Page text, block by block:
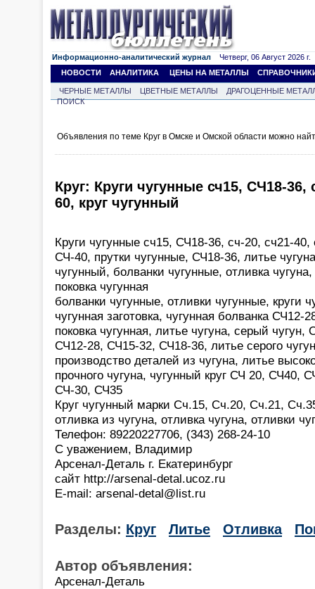
Информационно-аналитический журнал Четверг, 06 Август 2026 г.
НОВОСТИ
АНАЛИТИКА ЦЕНЫ НА МЕТАЛЛЫ
ЧЕРНЫЕ МЕТАЛЛЫ ЦВЕТНЫЕ МЕТАЛЛЫ
ДРАГОЦЕННЫЕ
ПОИСК
Объявления по теме Круг в Омске и Омской области можно
Круг: Круги чугунные сч15, СЧ18-36,
60, круг чугунный
Круги чугунные сч15, СЧ18-36, сч-20, сч21-40,
СЧ-40, прутки чугунные, СЧ18-36, литье
чугунный, болванки чугунные, отливка чугуна,
поковка чугунная
болванки чугунные, отливки чугунные, круги
чугунная заготовка, чугунная болванка СЧ12-
поковка чугунная, литье чугуна, серый чугун,
СЧ12-28, СЧ15-32, СЧ18-36, литье серого
производство деталей из чугуна, литье
прочного чугуна, чугунный круг СЧ 20, СЧ40,
СЧ-30, СЧ35
Круг чугунный марки Сч.15, Сч.20, Сч.21,
отливка из чугуна, отливка чугуна, отливки
Телефон: 89220227706, (343) 268-24-10
С уважением, Владимир
Арсенал-Деталь г. Екатеринбург
сайт http://arsenal-detal.ucoz.ru
E-mail: arsenal-detal@list.ru
Разделы: Круг Литье Отливка
Автор объявления:
Арсенал-Деталь